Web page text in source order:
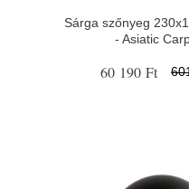
Sárga szőnyeg
- Asiatic
60 190 Ft